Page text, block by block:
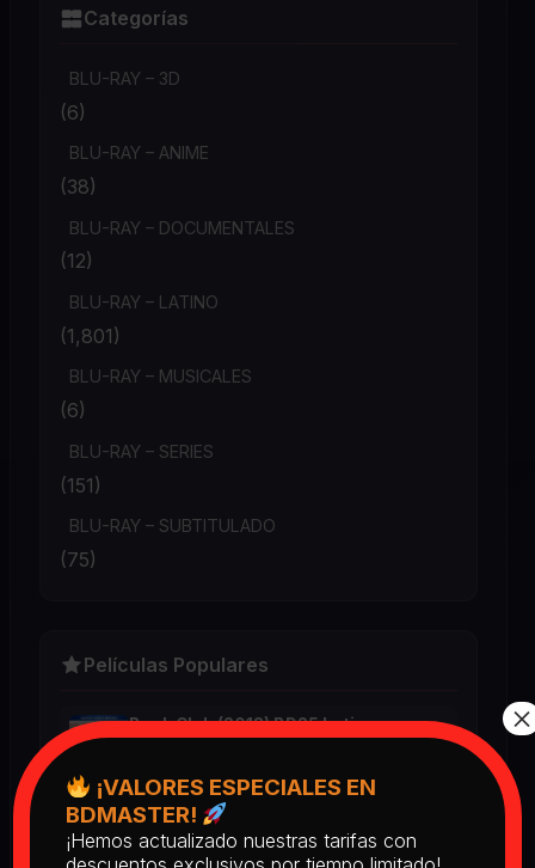
Categorías
BLU-RAY – 3D
(6)
BLU-RAY – ANIME
(38)
BLU-RAY – DOCUMENTALES
(12)
BLU-RAY – LATINO
(1,801)
BLU-RAY – MUSICALES
(6)
BLU-RAY – SERIES
(151)
BLU-RAY – SUBTITULADO
(75)
Películas Populares
Book Club (2018) BD25 Latino
Return of the Living Dead: Part II
¡VALORES ESPECIALES EN
BDMASTER!
¡Hemos actualizado nuestras tarifas con
×